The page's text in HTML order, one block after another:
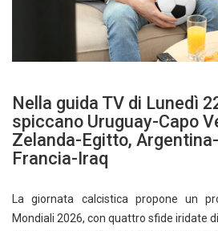
Nella guida TV di Lunedì
spiccano Uruguay-Capo
Zelanda-Egitto,
Francia-Iraq
La giornata calcistica propone un
Mondiali 2026, con quattro sfide iridate